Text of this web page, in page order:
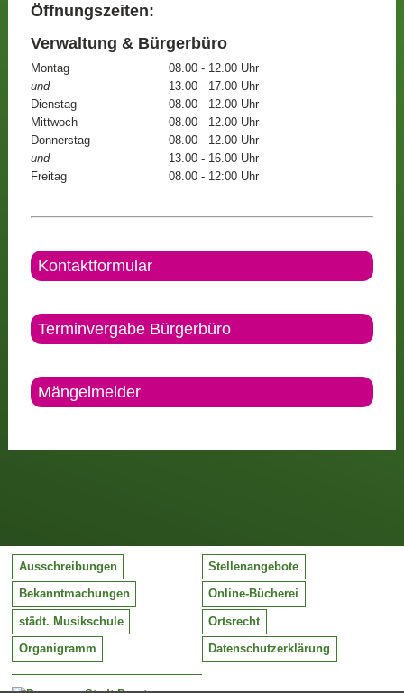
Öffnungszeiten:
Verwaltung & Bürgerbüro
Montag
08.00 - 12.00 Uhr
und
13.00 - 17.00 Uhr
Dienstag
08.00 - 12.00 Uhr
Mittwoch
08.00 - 12.00 Uhr
Donnerstag
08.00 - 12.00 Uhr
und
13.00 - 16.00 Uhr
Freitag
08.00 - 12:00 Uhr
Kontaktformular
Terminvergabe Bürgerbüro
Mängelmelder
Ausschreibungen Stellenangebote
Bekanntmachungen Online-Bücherei
städt. Musikschule Ortsrecht
Organigramm Datenschutzerklärung